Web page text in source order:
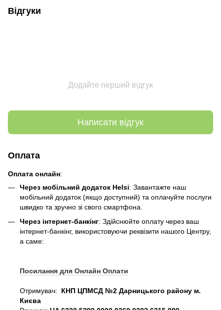
Відгуки
Додайте перший відгук
Написати відгук
Оплата
Оплата онлайн:
Через мобільний додаток Helsi: Завантажте наш
мобільний додаток (якщо доступний) та оплачуйте послуги
швидко та зручно зі свого смартфона.
Через інтернет-банкінг: Здійснюйте оплату через ваш
інтернет-банкінг, використовуючи реквізити нашого Центру,
а саме:
Посилання для Онлайн Оплати
Отримувач:
КНП ЦПМСД №2 Дарницького району м.
Києва